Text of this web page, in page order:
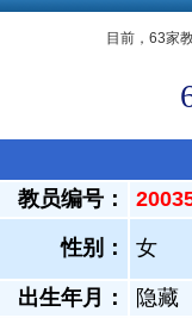
目前，63家
教员编号：
性别： 女
出生年月：
隐藏